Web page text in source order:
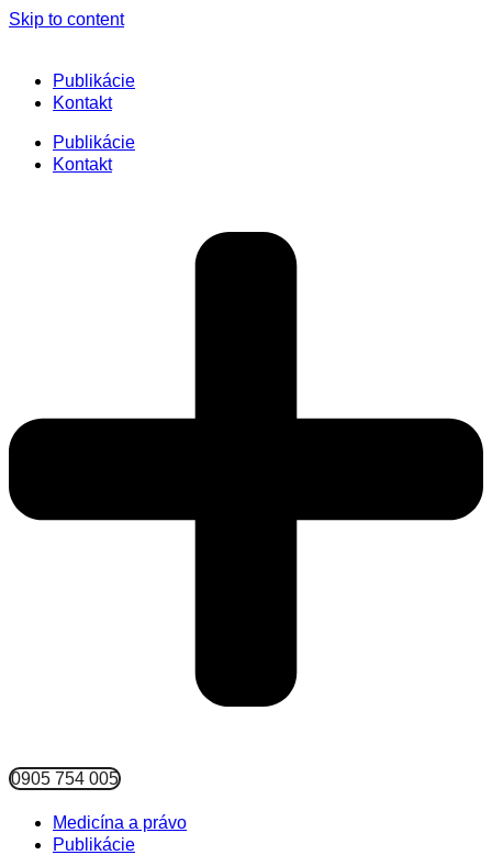
Skip to content
Publikácie
Kontakt
Publikácie
Kontakt
0905 754 005
Medicína a právo
Publikácie